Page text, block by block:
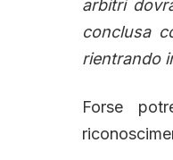
arbitri
conclusa
rientrando
Forse